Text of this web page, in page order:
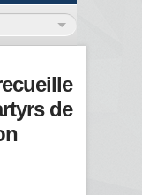
de